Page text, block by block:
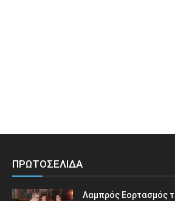
ΠΡΩΤΟΣΕΛΙΔΑ
Λαμπρός Εορτασμός